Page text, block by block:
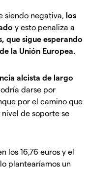
siendo negativa, los
y esto penaliza a
que sigue esperando
la Unión Europea.
alcista de largo
darse por
por el camino que
de soporte se
los 16,76 euros y el
plantearíamos un